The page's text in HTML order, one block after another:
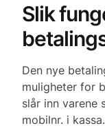
Slik
Den nye
muligheter for
slår inn varene
mobilnr. i